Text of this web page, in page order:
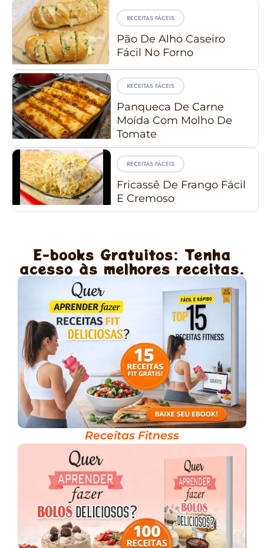
RECEITAS FÁCEIS
Pão De Alho Caseiro
Fácil No Forno
RECEITAS FÁCEIS
Panqueca De Carne
Moída Com Molho De
Tomate
RECEITAS FÁCEIS
Fricassê De Frango Fácil
E Cremoso
E-books Gratuitos: Tenha
acesso às melhores receitas.
Receitas Fitness